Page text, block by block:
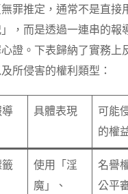
罪推定，通常不是直接
」，而是透過一連串的報
證。下表歸納了實務上
所侵害的權利類型：
具體表現
可能
的權
使用「淫
魔」、
名譽
公平